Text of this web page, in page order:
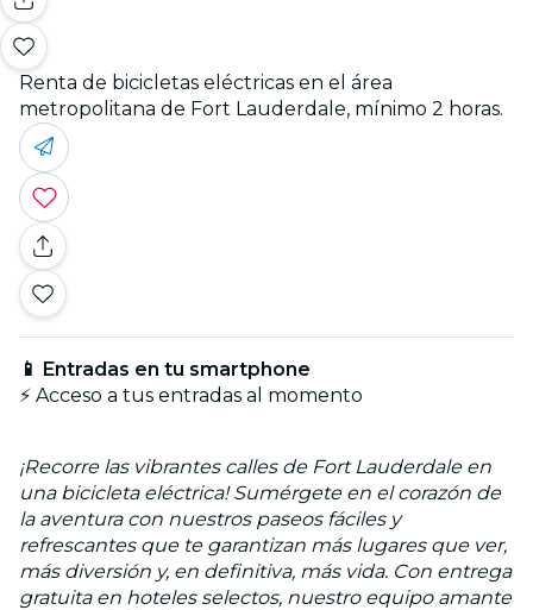
Renta de bicicletas eléctricas en el área
metropolitana de Fort Lauderdale, mínimo 2 horas.
📱 Entradas en tu smartphone
⚡ Acceso a tus entradas al momento
¡Recorre las vibrantes calles de Fort Lauderdale en
una bicicleta eléctrica! Sumérgete en el corazón de
la aventura con nuestros paseos fáciles y
refrescantes que te garantizan más lugares que ver,
más diversión y, en definitiva, más vida. Con entrega
gratuita en hoteles selectos, nuestro equipo amante